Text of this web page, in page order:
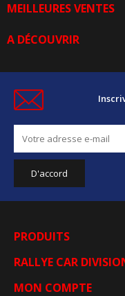
MEILLEURES VENTES
A DÉCOUVRIR
PRODUITS
RALLYE CAR
MON COMPTE